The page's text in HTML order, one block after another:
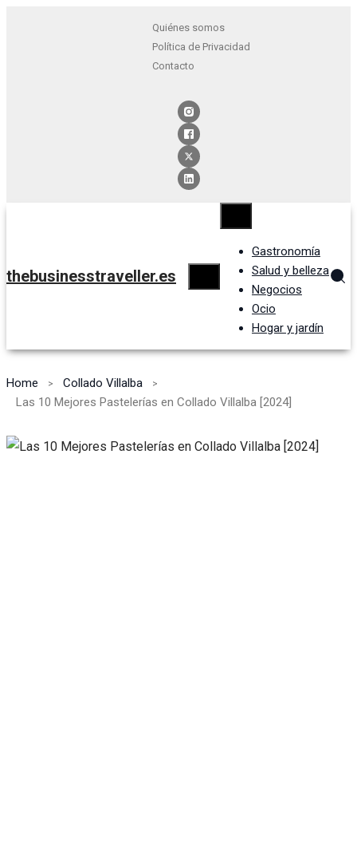
Quiénes somos
Política de Privacidad
Contacto
thebusinesstraveller.es
Gastronomía
Salud y belleza
Negocios
Ocio
Hogar y jardín
Home
Collado Villalba
Las 10 Mejores Pastelerías en Collado Villalba [2024]